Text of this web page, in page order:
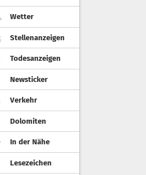
Wetter
Stellenanzeigen
Todesanzeigen
Newsticker
Verkehr
Dolomiten
In der Nähe
Lesezeichen